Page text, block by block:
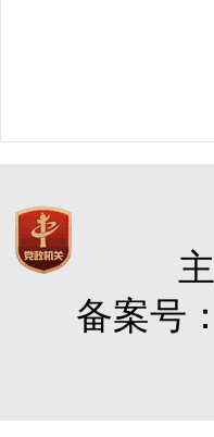
备案号